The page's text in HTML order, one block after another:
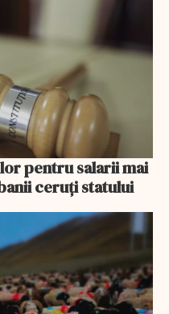
pentru salarii mai
ceruți statului